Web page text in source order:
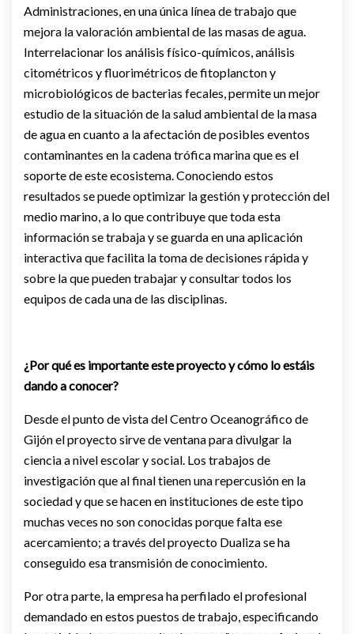
Administraciones, en una única línea de trabajo que
mejora la valoración ambiental de las masas de agua.
Interrelacionar los análisis físico-químicos, análisis
citométricos y fluorimétricos de fitoplancton y
microbiológicos de bacterias fecales, permite un mejor
estudio de la situación de la salud ambiental de la masa
de agua en cuanto a la afectación de posibles eventos
contaminantes en la cadena trófica marina que es el
soporte de este ecosistema. Conociendo estos
resultados se puede optimizar la gestión y protección del
medio marino, a lo que contribuye que toda esta
información se trabaja y se guarda en una aplicación
interactiva que facilita la toma de decisiones rápida y
sobre la que pueden trabajar y consultar todos los
equipos de cada una de las disciplinas.
¿Por qué es importante este proyecto y cómo lo estáis
dando a conocer?
Desde el punto de vista del Centro Oceanográfico de
Gijón el proyecto sirve de ventana para divulgar la
ciencia a nivel escolar y social. Los trabajos de
investigación que al final tienen una repercusión en la
sociedad y que se hacen en instituciones de este tipo
muchas veces no son conocidas porque falta ese
acercamiento; a través del proyecto Dualiza se ha
conseguido esa transmisión de conocimiento.
Por otra parte, la empresa ha perfilado el profesional
demandado en estos puestos de trabajo, especificando